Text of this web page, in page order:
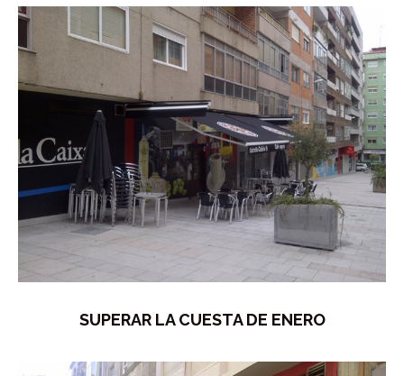
SUPERAR LA CUESTA DE ENERO